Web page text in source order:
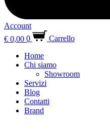
Account
€ 0,00 0
Carrello
Home
Chi siamo
Showroom
Servizi
Blog
Contatti
Brand